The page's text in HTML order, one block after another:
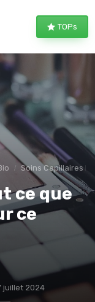
TOPs
Soins Capillaires
ce que
ce
juillet 2024